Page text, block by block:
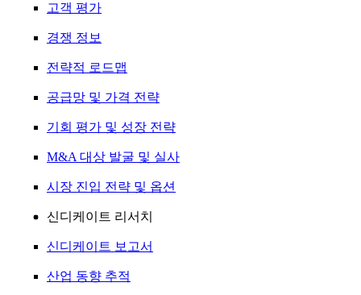
고객 평가
경쟁 정보
전략적 로드맵
공급망 및 가격 전략
기회 평가 및 성장 전략
M&A 대상 발굴 및 실사
시장 진입 전략 및 옵션
신디케이트 리서치
신디케이트 보고서
산업 동향 추적